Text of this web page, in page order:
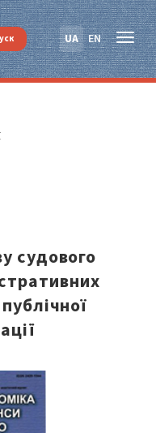
UA EN
судового